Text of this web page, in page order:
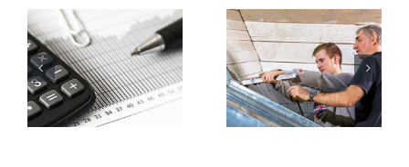
CG
Les soldes
intermédiaires
de gestion
Déroulement
d’un stage